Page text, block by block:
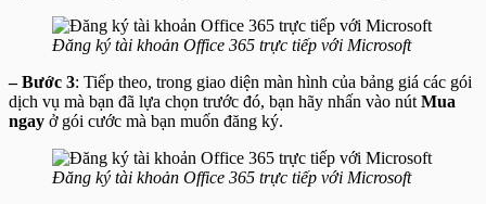
Đăng ký tài khoản Office 365 trực tiếp với Microsoft
– Bước 3: Tiếp theo, trong giao diện màn hình của bảng giá các gói
dịch vụ mà bạn đã lựa chọn trước đó, bạn hãy nhấn vào nút Mua
ngay ở gói cước mà bạn muốn đăng ký.
Đăng ký tài khoản Office 365 trực tiếp với Microsoft